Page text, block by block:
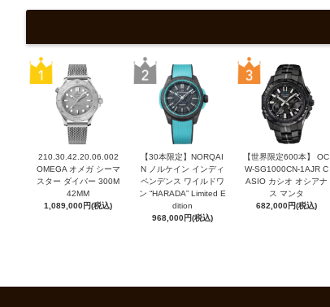
210.30.42.20.06.002
OMEGA オメガ シーマ
スター ダイバー 300M
42MM
1,089,000円(税込)
【30本限定】NORQAI
N ノルケイン インディ
ペンデンス ワイルドワ
ン “HARADA” Limited E
dition
968,000円(税込)
【世界限定600本】 OC
W-SG1000CN-1AJR C
ASIO カシオ オシアナ
ス マンタ
682,000円(税込)